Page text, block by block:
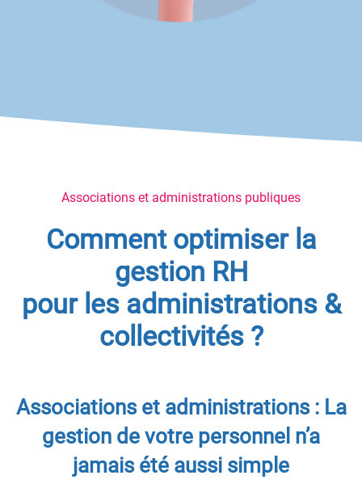
Associations et administrations publiques
Comment optimiser la
gestion RH
pour les administrations &
collectivités ?
Associations et administrations : La
gestion de votre personnel n’a
jamais été aussi simple